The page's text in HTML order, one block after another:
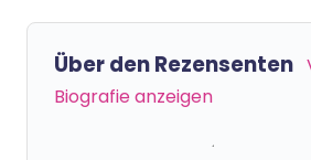
Über den Rezensenten
Biografie anzeigen